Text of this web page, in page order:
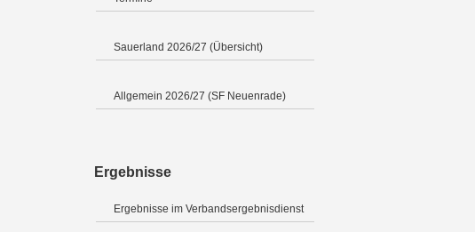
Sauerland 2026/27 (Übersicht)
Allgemein 2026/27 (SF Neuenrade)
Ergebnisse
Ergebnisse im Verbandsergebnisdienst